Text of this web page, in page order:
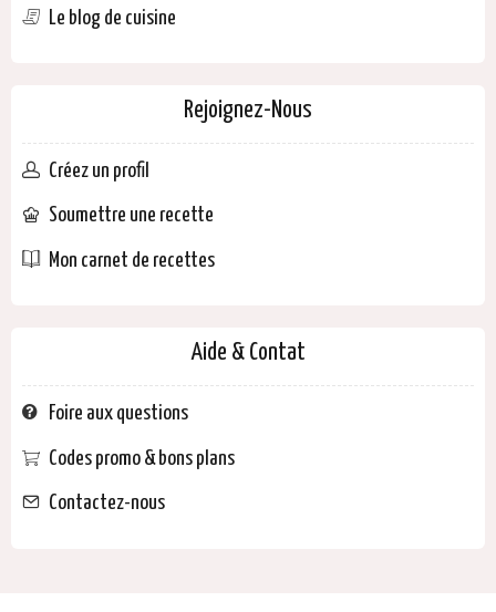
Le blog de cuisine
Rejoignez-Nous
Créez un profil
Soumettre une recette
Mon carnet de recettes
Aide & Contat
Foire aux questions
Codes promo & bons plans
Contactez-nous